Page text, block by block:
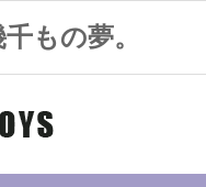
もの夢。